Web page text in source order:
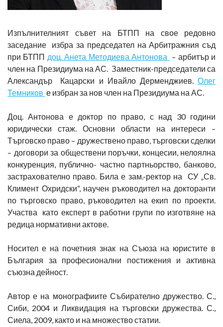
Изпълнителният съвет на БТПП на свое редовно
заседание избра за председател на Арбитражния съд
при БТПП доц. Анета Методиева Антонова – арбитър и
член на Президиума на АС. Заместник-председатели са
Александър Кацарски и Ивайло Дерменджиев. Олег
Темников е избран за нов член на Президиума на АС.
Доц. Антонова е доктор по право, с над 30 години
юридически стаж. Основни области на интереси –
Търговско право – дружествено право, търговски сделки
– договори за обществени поръчки, концесии, нелоялна
конкуренция, публично- частно партньорство, банково,
застрахователно право. Била е зам.-ректор на СУ „Св.
Климент Охридски“, научен ръководител на докторанти
по търговско право, ръководител на екип по проекти.
Участва като експерт в работни групи по изготвяне на
редица нормативни актове.
Носител е на почетния знак на Съюза на юристите в
България за професионални постижения и активна
съюзна дейност.
Автор е на монографиите Събирателно дружество. С.,
Сиби, 2004 и Ликвидация на търговски дружества. С.,
Сиела, 2009, както и на множество статии.